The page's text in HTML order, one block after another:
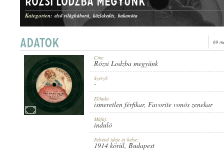
GATTUNG: INDULÓ
1914 KÖRÜL
Kategorien: első világháború közlekedés bakanóta
69
Cím:
Rózsi Lodzba megyünk
Szerző:
-
Előadó:
ismeretlen férfikar, Favorite vonós zenekar
Műfaj:
induló
Felvétel ideje és helye:
1914 körül, Budapest